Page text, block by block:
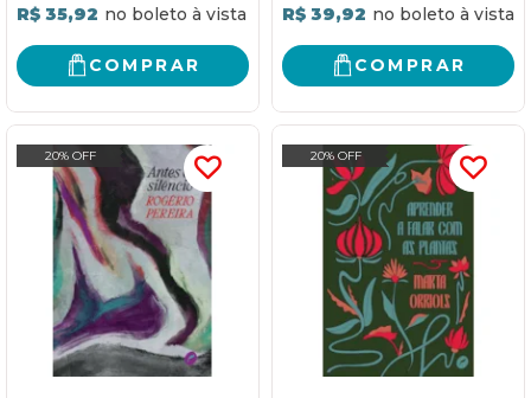
R$ 35,92
COMPRAR
R$ 39,92
COMPRAR
20% OFF 20% OFF